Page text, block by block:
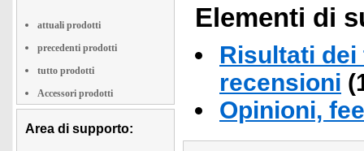
attuali prodotti
precedenti prodotti
tutto prodotti
Accessori prodotti
Area di supporto:
Elementi di
Risultati
recensioni
Opinioni,